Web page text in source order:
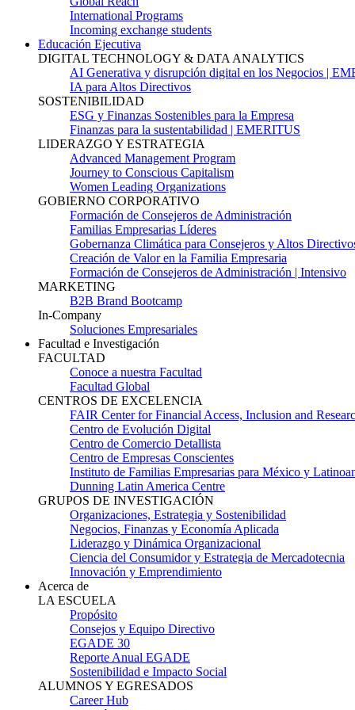
International Programs
Incoming exchange students
Educación Ejecutiva
DIGITAL TECHNOLOGY & DATA ANALYTICS
AI Generativa y disrupción digital en los Negocios |
IA para Altos Directivos
SOSTENIBILIDAD
ESG y Finanzas Sostenibles para la Empresa
Finanzas para la sustentabilidad | EMERITUS
LIDERAZGO Y ESTRATEGIA
Advanced Management Program
Journey to Conscious Capitalism
Women Leading Organizations
GOBIERNO CORPORATIVO
Formación de Consejeros de Administración
Familias Empresarias Líderes
Gobernanza Climática para Consejeros y Altos
Creación de Valor en la Familia Empresaria
Formación de Consejeros de Administración | Intensivo
MARKETING
B2B Brand Bootcamp
In-Company
Soluciones Empresariales
Facultad e Investigación
FACULTAD
Conoce a nuestra Facultad
Facultad Global
CENTROS DE EXCELENCIA
FAIR Center for Financial Access, Inclusion and
Centro de Evolución Digital
Centro de Comercio Detallista
Centro de Empresas Conscientes
Instituto de Familias Empresarias para México y
Dunning Latin America Centre
GRUPOS DE INVESTIGACIÓN
Organizaciones, Estrategia y Sostenibilidad
Negocios, Finanzas y Economía Aplicada
Liderazgo y Dinámica Organizacional
Ciencia del Consumidor y Estrategia de Mercadotecnia
Innovación y Emprendimiento
Acerca de
LA ESCUELA
Propósito
Consejos y Equipo Directivo
EGADE 30
Reporte Anual EGADE
Sostenibilidad e Impacto Social
ALUMNOS Y EGRESADOS
Career Hub